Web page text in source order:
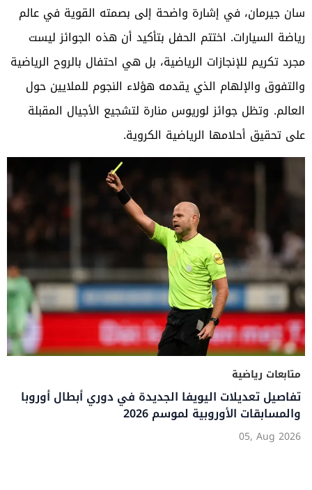
سان جيرمان، في إشارة واضحة إلى بصمته القوية في عالم
رياضة السيارات. اختتم الحفل بتأكيد أن هذه الجوائز ليست
مجرد تكريم للإنجازات الرياضية، بل هي احتفال بالروح الرياضية
والتفوق والإلهام الذي يقدمه هؤلاء النجوم للملايين حول
العالم. وتظل جوائز لوريوس منارة لتشجيع الأجيال المقبلة
على تحقيق أحلامها الرياضية الكروية.
متابعات رياضية
تفاصيل تعديلات اليويفا الجديدة في دوري أبطال أوروبا
والمسابقات الأوروبية لموسم 2026
05, Aug 2026